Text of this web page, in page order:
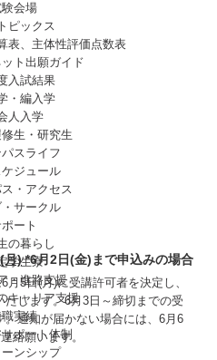
会場
ピックス
表、主体性評価点数表
ト出願ガイド
入試結果
・編入学
人入学
生・研究生
スライフ
ジュール
・アクセス
サークル
ート
の暮らし
学生寮
・進路支援
キャリア支援
実績
ポート体制
ンシップ
月)*6月2日(金)まで申込みの場合
5日(月)に受講許可者を決定し、
します。6月3日～締切までの受
通知が届かない場合には、6月6
絡願います。